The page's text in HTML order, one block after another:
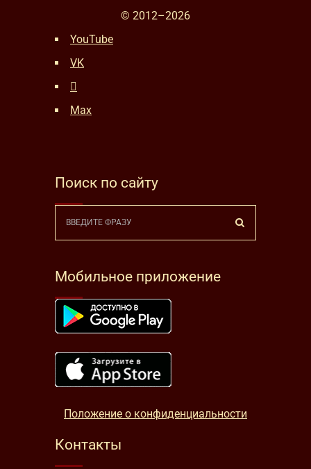
© 2012–2026
YouTube
VK
Max
Поиск по сайту
Мобильное приложение
Положение о конфиденциальности
Контакты